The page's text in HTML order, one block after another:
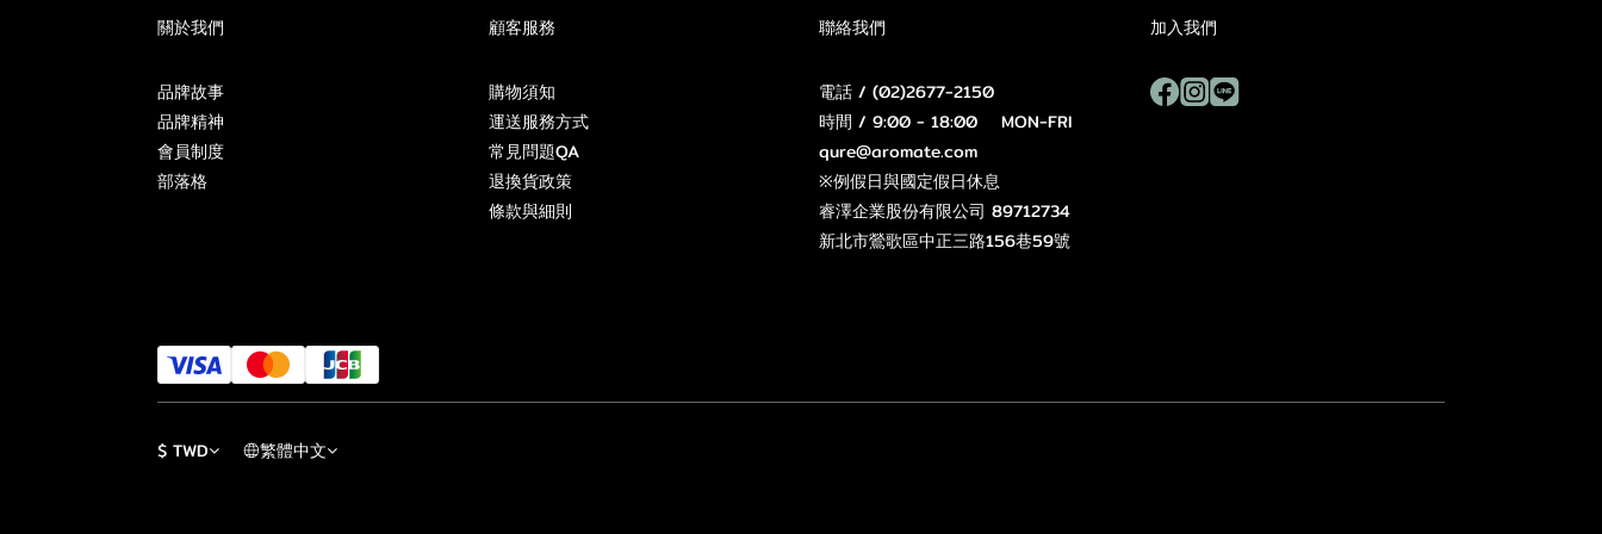
關於我們
品牌故事
品牌精神
會員制度
部落格
顧客服務
購物須知
運送服務方式
常見問題QA
退換貨政策
條款與細則
聯絡我們
電話 / (02)2677-2150
時間 / 9:00 - 18:00 MON-FRI
qure@aromate.com
※例假日與國定假日休息
睿澤企業股份有限公司 89712734
新北市鶯歌區中正三路156巷59號
加入我們
$ TWD 繁體中文